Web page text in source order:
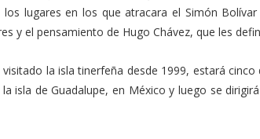
lugares en los que atracara el Simón
y el pensamiento de Hugo Chávez, que les
la isla tinerfeña desde 1999, estará
isla de Guadalupe, en México y luego se